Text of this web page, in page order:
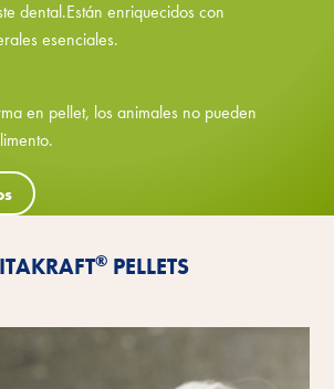
dental.Están enriquecidos con
esenciales.
en pellet, los animales no pueden
® PELLETS